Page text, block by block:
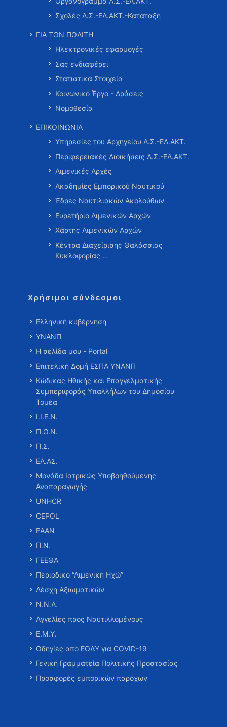
Σχολές Λ.Σ.-ΕΛ.ΑΚΤ.-Κατάταξη
ΓΙΑ ΤΟΝ ΠΟΛΙΤΗ
Ηλεκτρονικές εφαρμογές
Σας ενδιαφέρει
Στατιστικά Στοιχεία
Κοινωνικό Έργο - Δράσεις
Νομοθεσία
ΕΠΙΚΟΙΝΩΝΙΑ
Υπηρεσίες του Αρχηγείου Λ.Σ.-ΕΛ.ΑΚΤ.
Περιφερειακές Διοικήσεις Λ.Σ.-ΕΛ.ΑΚΤ.
Λιμενικές Αρχές
Ακαδημίες Εμπορικού Ναυτικού
Έδρες Ναυτιλιακών Ακολούθων
Ευρετήριο Λιμενικών Αρχών
Χάρτης Λιμενικών Αρχών
Κέντρα Διαχείρισης Θαλάσσιας
Κυκλοφορίας …
Χρήσιμοι σύνδεσμοι
Ελληνική κυβέρνηση
ΥΝΑΝΠ
Η σελίδα μου - Portal
Επιτελική Δομή ΕΣΠΑ ΥΝΑΝΠ
Κώδικας Ηθικής και Επαγγελματικής
Συμπεριφοράς Υπαλλήλων του Δημοσίου
Τομέα
Ι.Ι.Ε.Ν.
Π.Ο.Ν.
Π.Σ.
ΕΛ.ΑΣ.
Μονάδα Ιατρικώς Υποβοηθούμενης
Αναπαραγωγής
UNHCR
CEPOL
ΕΑΑΝ
Π.Ν.
ΓΕΕΘΑ
Περιοδικό “Λιμενική Ηχώ”
Λέσχη Αξιωματικών
Ν.Ν.Α.
Αγγελίες προς Ναυτιλλομένους
Ε.Μ.Υ.
Οδηγίες από ΕΟΔΥ για COVID-19
Γενική Γραμματεία Πολιτικής Προστασίας
Προσφορές εμπορικών παρόχων